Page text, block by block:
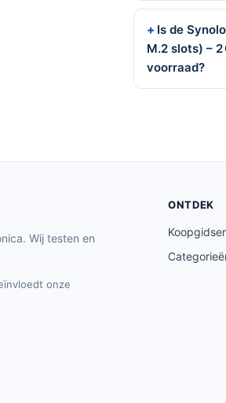
Is de
M.2 slots) – 2
voorraad?
Wij testen en
onze
ONTDEK